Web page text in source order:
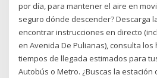
por día, para mantener el aire en
seguro dónde descender? Descarga
encontrar instrucciones en directo
en Avenida De Pulianas), consulta
tiempos de llegada estimados para
Autobús o Metro. ¿Buscas la